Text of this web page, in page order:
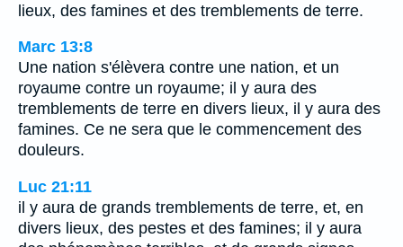
lieux, des famines et des tremblements de terre.
Marc 13:8
Une nation s'élèvera contre une nation, et un
royaume contre un royaume; il y aura des
tremblements de terre en divers lieux, il y aura des
famines. Ce ne sera que le commencement des
douleurs.
Luc 21:11
il y aura de grands tremblements de terre, et, en
divers lieux, des pestes et des famines; il y aura